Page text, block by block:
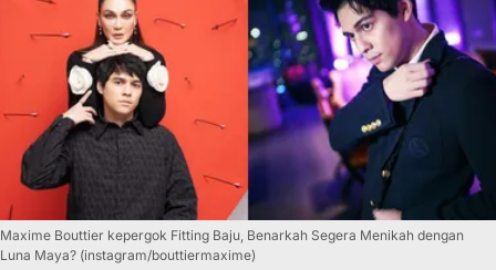
Maxime Bouttier kepergok Fitting Baju, Benarkah Segera Menikah dengan
Luna Maya? (instagram/bouttiermaxime)